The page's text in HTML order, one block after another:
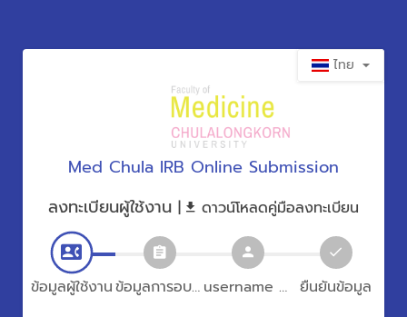
ไทย
Med Chula IRB Online Submission
ลงทะเบียนผู้ใช้งาน | ดาวน์โหลดคู่มือลงทะเบียน
ข้อมูลผู้ใช้งาน ข้อมูลการอบรม username และ password ยืนยันข้อมูล